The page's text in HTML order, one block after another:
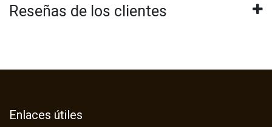
Reseñas de los clientes
Enlaces útiles